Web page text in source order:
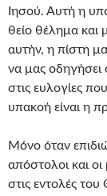
Ιησού. Αυτή η
θείο θέλημα και
αυτήν, η πίστη
να μας οδηγήσει
στις ευλογίες
υπακοή είναι η
Μόνο όταν
απόστολοι και
στις εντολές